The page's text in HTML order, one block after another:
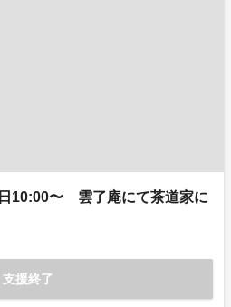
10:00〜 雲了庵にて茶道家に
支援終了